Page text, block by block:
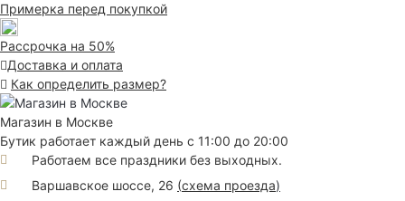
Примерка перед покупкой
Рассрочка на 50%
Доставка и оплата
Как определить размер?
Магазин в Москве
Бутик работает каждый день с 11:00 до 20:00
Работаем все праздники без выходных.
Варшавское шоссе, 26 (схема проезда)